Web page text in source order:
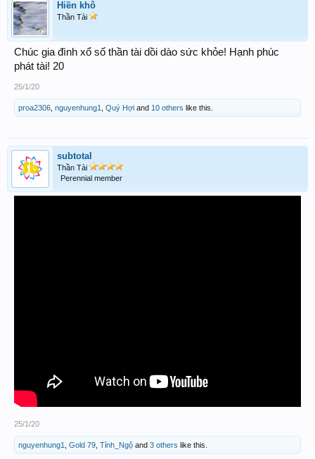
Hiền khô
Thần Tài
Chúc gia đình xổ số thần tài dồi dào sức khỏe! Hạnh phúc
phát tài! 20
25/1/20
proa2306 nguyenhung1 Quý Hợi and 10 others like this.
subtotal
Thần Tài
Perennial member
25/1/20
nguyenhung1 Gold 79 Tỉnh_Ngộ and 3 others like this.